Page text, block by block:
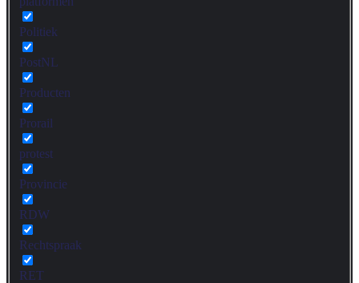
Politiek
PostNL
Producten
Prorail
protest
Provincie
RDW
Rechtspraak
RET